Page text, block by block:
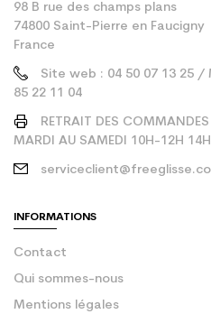
98 B rue des champs plans
74800 Saint-Pierre en Faucigny
France
Site web : 04 50 07 13 25 /
85 22 11 04
RETRAIT DES
MARDI AU SAMEDI 10H-12H
INFORMATIONS
Contact
Qui sommes-nous
Mentions légales